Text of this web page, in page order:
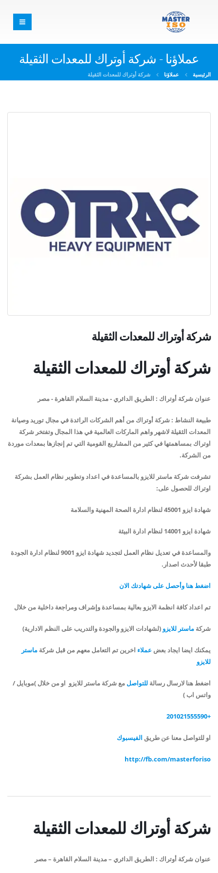
عملاؤنا - شركة أوتراك للمعدات الثقيلة
الرئيسية عملاؤنا شركة أوتراك للمعدات الثقيلة
شركة أوتراكللمعدات الثقيلة
شركة أوتراك للمعدات الثقيلة
عنوان شركة أوتراك : الطريق الدائري - مدينة السلام القاهرة - مصر
طبيعة النشاط : شركة أوتراك من أهم الشركات الرائدة في مجال توريد وصيانة
المعدات الثقيلة لاشهر واهم الماركات العالمية في هذا المجال وتفتخر شركة
اوتراك بمساهمتها في كثير من المشاريع القومية التي تم إنجازها بمعدات موردة
من الشركة.
تشرفت شركة ماستر للايزو بالمساعدة في اعداد وتطوير نظام العمل بشركة
اوتراك للحصول على:
شهادة ايزو 45001 لنظام ادارة الصحة المهنية والسلامة
شهادة ايزو 14001 لنظام ادارة البيئة
والمساعدة في تعديل نظام العمل لتجديد شهادة ايزو 9001 لنظام ادارة الجودة
طبقا لأحدث اصدار.
اضغط هنا وأحصل على شهادتك الان
تم اعداد كافة انظمة الايزو بعالية بمساعدة وإشراف ومراجعة داخلية من خلال
شركة ماستر للايزو (لشهادات الايزو والجودة والتدريب على النظم الادارية)
يمكنك ايضا ايجاد بعض عملاء اخرين تم التعامل معهم من قبل شركة ماستر
للايزو
اضغط هنا لارسال رسالة للتواصل مع شركة ماستر للايزو او من خلال )موبايل /
واتس اب )
+201021555590
او للتواصل معنا عن طريق الفيسبوك
http://fb.com/masterforiso
شركة أوتراك للمعدات الثقيلة
عنوان شركة أوتراك : الطريق الدائري – مدينة السلام القاهرة – مصر